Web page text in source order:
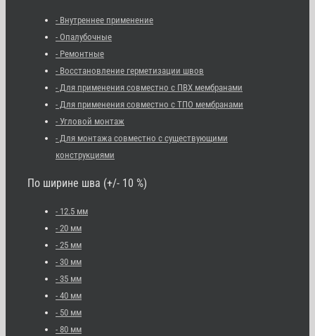
- Внутреннее применение
- Опалубочные
- Ремонтные
- Восстановление герметизации швов
- Для применения совместно с ПВХ мембранами
- Для применения совместно с ТПО мембранами
- Угловой монтаж
- Для монтажа совместно с существующими
конструкциями
По ширине шва (+/- 10 %)
- 12.5 мм
- 20 мм
- 25 мм
- 30 мм
- 35 мм
- 40 мм
- 50 мм
- 80 мм